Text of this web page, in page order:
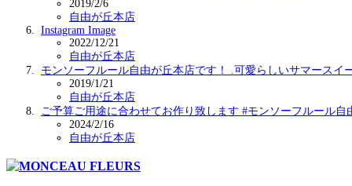
2019/2/6
自由が丘本店
Instagram Image
2022/12/21
自由が丘本店
モンソーフルール自由が丘本店です！ .可愛らしいサマースイ
2019/1/21
自由が丘本店
ご予算ご用途に合わせてお作り致します #モンソーフルール
2024/2/16
自由が丘本店